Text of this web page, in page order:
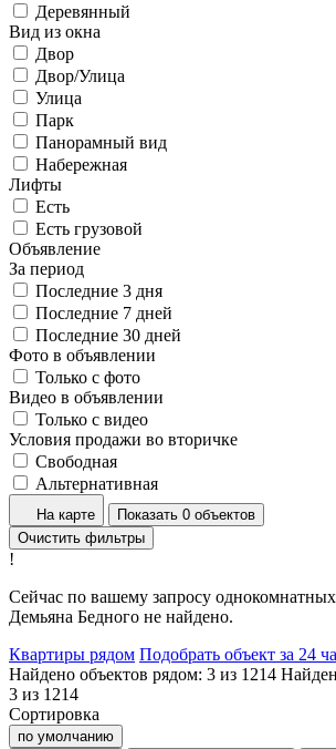
Деревянный
Вид из окна
Двор
Двор/Улица
Улица
Парк
Панорамный вид
Набережная
Лифты
Есть
Есть грузовой
Объявление
За период
Последние 3 дня
Последние 7 дней
Последние 30 дней
Фото в объявлении
Только с фото
Видео в объявлении
Только с видео
Условия продажи во вторичке
Свободная
Альтернативная
На карте
Показать 0 объектов
Очистить фильтры
!
Сейчас по вашему запросу
Демьяна Бедного не найдено.
Квартиры рядом Подобрать объект за 24
Найдено объектов рядом: 3 из 1214
3 из 1214
Сортировка
по умолчанию